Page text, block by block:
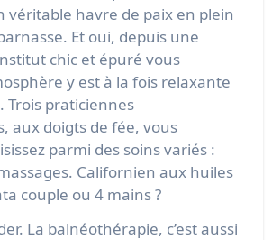
véritable havre de paix en plein
Et oui, depuis une
chic et épuré vous
y est à la fois relaxante
Trois praticiennes
aux doigts de fée, vous
parmi des soins variés :
Californien aux huiles
couple ou 4 mains ?
La balnéothérapie, c’est aussi